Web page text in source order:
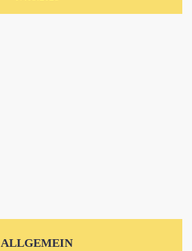
ALLGEMEIN